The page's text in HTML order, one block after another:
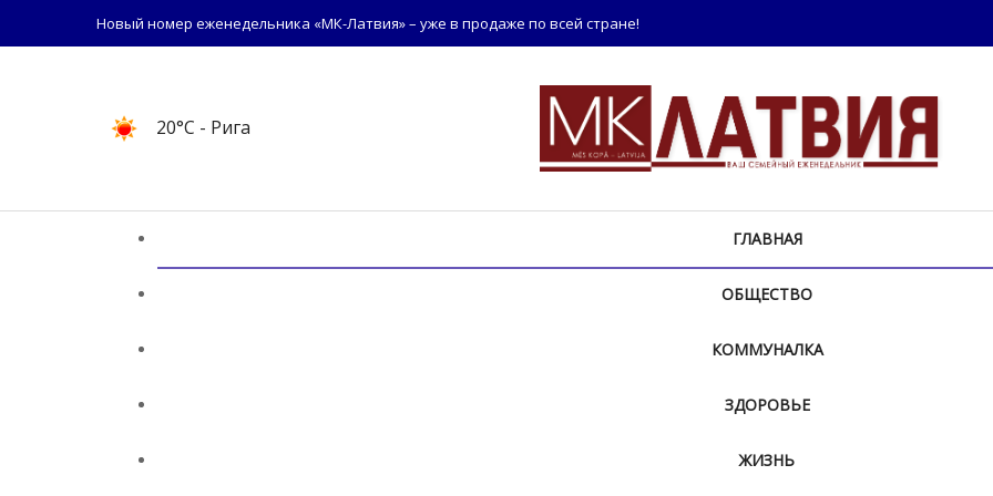
Новый номер еженедельника «МК-Латвия» – уже в продаже по всей стране!
20°C - Рига
ГЛАВНАЯ
ОБЩЕСТВО
КОММУНАЛКА
ЗДОРОВЬЕ
ЖИЗНЬ